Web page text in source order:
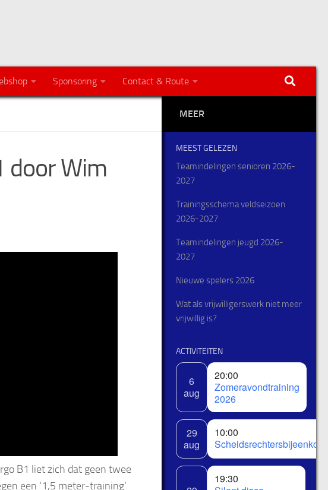
Sponsoring Contact & Route
door Wim
B1 liet zich dat geen twee
een ‘1,5 meter-training’
MEER
MEEST GELEZEN
Teamindelingen senioren 2026-
2027
Trainingsschema veldseizoen
2026-2027
Teamindelingen jeugd 2026-
2027
Nieuwe spelers 2026
Wat als vrijwilligerswerk niet meer
vrijwillig is?
ACTIVITEITEN
6
aug
20:00
Zomeravondtraining
2026
29
aug
10:00
19:30